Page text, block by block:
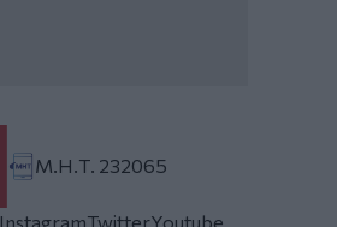
Μ.Η.Τ. 232065
InstagramTwitterYoutube